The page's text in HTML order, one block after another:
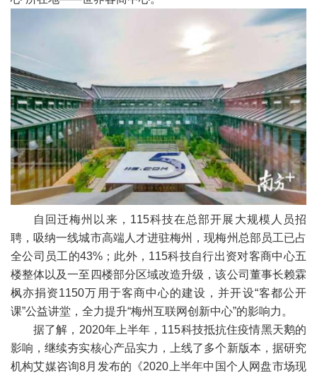
自回迁梅州以来，115科技在总部开展大规模人员招
聘，吸纳一线城市高端人才进驻梅州，现梅州总部员工已占
全公司员工的43%；此外，115科技自行出资对客商中心五
楼整体以及一至四楼部分区域改造升级，该公司董事长赖霖
枫亦捐资1150万用于客商中心的建设，并开设“客都公开
课”公益讲堂，全力提升“梅州互联网创新中心”的影响力。
据了解，2020年上半年，115科技抵抗住疫情黑天鹅的
影响，继续夯实核心产品实力，上线了多个新版本，据研究
机构艾媒咨询8月发布的《2020上半年中国个人网盘市场现